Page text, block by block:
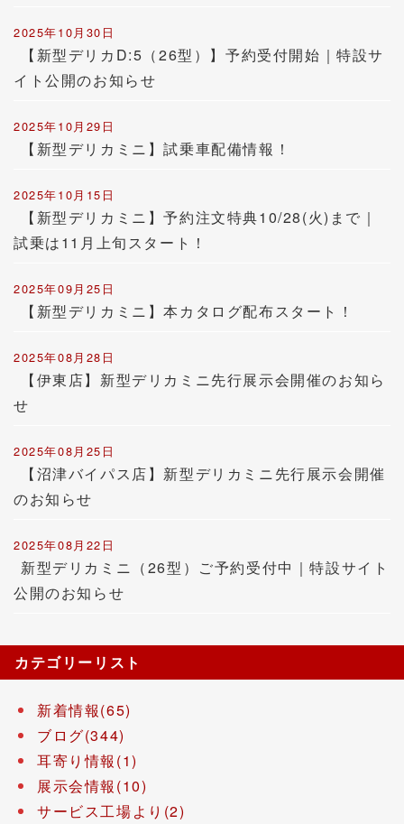
2025年10月30日
【新型デリカD:5（26型）】予約受付開始｜特設サ
イト公開のお知らせ
2025年10月29日
【新型デリカミニ】試乗車配備情報！
2025年10月15日
【新型デリカミニ】予約注文特典10/28(火)まで｜
試乗は11月上旬スタート！
2025年09月25日
【新型デリカミニ】本カタログ配布スタート！
2025年08月28日
【伊東店】新型デリカミニ先行展示会開催のお知ら
せ
2025年08月25日
【沼津バイパス店】新型デリカミニ先行展示会開催
のお知らせ
2025年08月22日
新型デリカミニ（26型）ご予約受付中｜特設サイト
公開のお知らせ
カテゴリーリスト
新着情報(65)
ブログ(344)
耳寄り情報(1)
展示会情報(10)
サービス工場より(2)